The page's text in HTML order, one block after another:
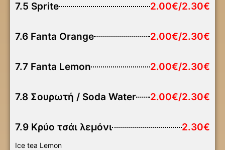
7.5 Sprite 2.00€/2.30€
7.6 Fanta Orange 2.00€/2.30€
7.7 Fanta Lemon 2.00€/2.30€
7.8 Σουρωτή / Soda Water 2.00€/2.30€
7.9 Κρύο τσάι λεμόνι 2.30€
Ice tea Lemon